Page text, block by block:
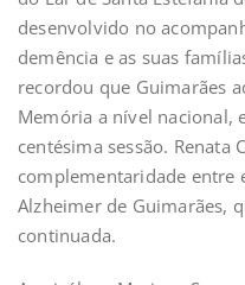
desenvolvido no
demência e as suas
recordou que Guimarães
Memória a nível nacional,
centésima sessão. Renata
complementaridade entre
Alzheimer de Guimarães,
continuada.